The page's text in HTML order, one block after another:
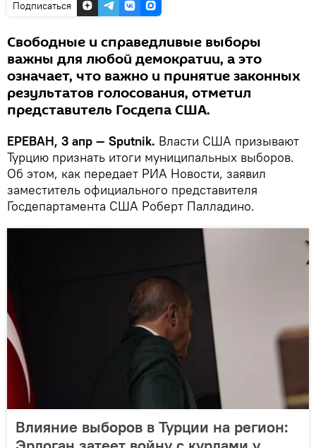
Подписаться
Свободные и справедливые выборы
важны для любой демократии, а это
означает, что важно и принятие законных
результатов голосования, отметил
представитель Госдепа США.
ЕРЕВАН, 3 апр — Sputnik. Власти США призывают
Турцию признать итоги муниципальных выборов.
Об этом, как передает РИА Новости, заявил
заместитель официального представителя
Госдепартамента США Роберт Палладино.
Влияние выборов в Турции на регион: